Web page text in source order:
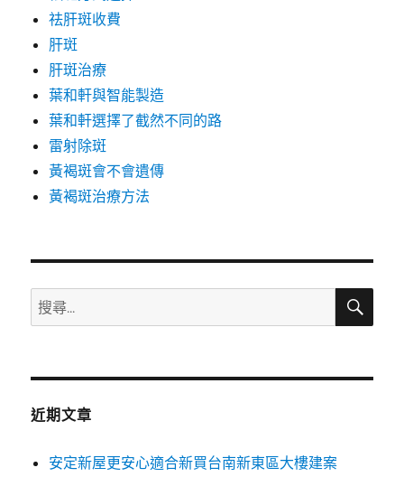
祛肝斑收費
肝斑
肝斑治療
葉和軒與智能製造
葉和軒選擇了截然不同的路
雷射除斑
黃褐斑會不會遺傳
黃褐斑治療方法
搜
尋
鍵
搜
近期文章
安定新屋更安心適合新買台南新東區大樓建案